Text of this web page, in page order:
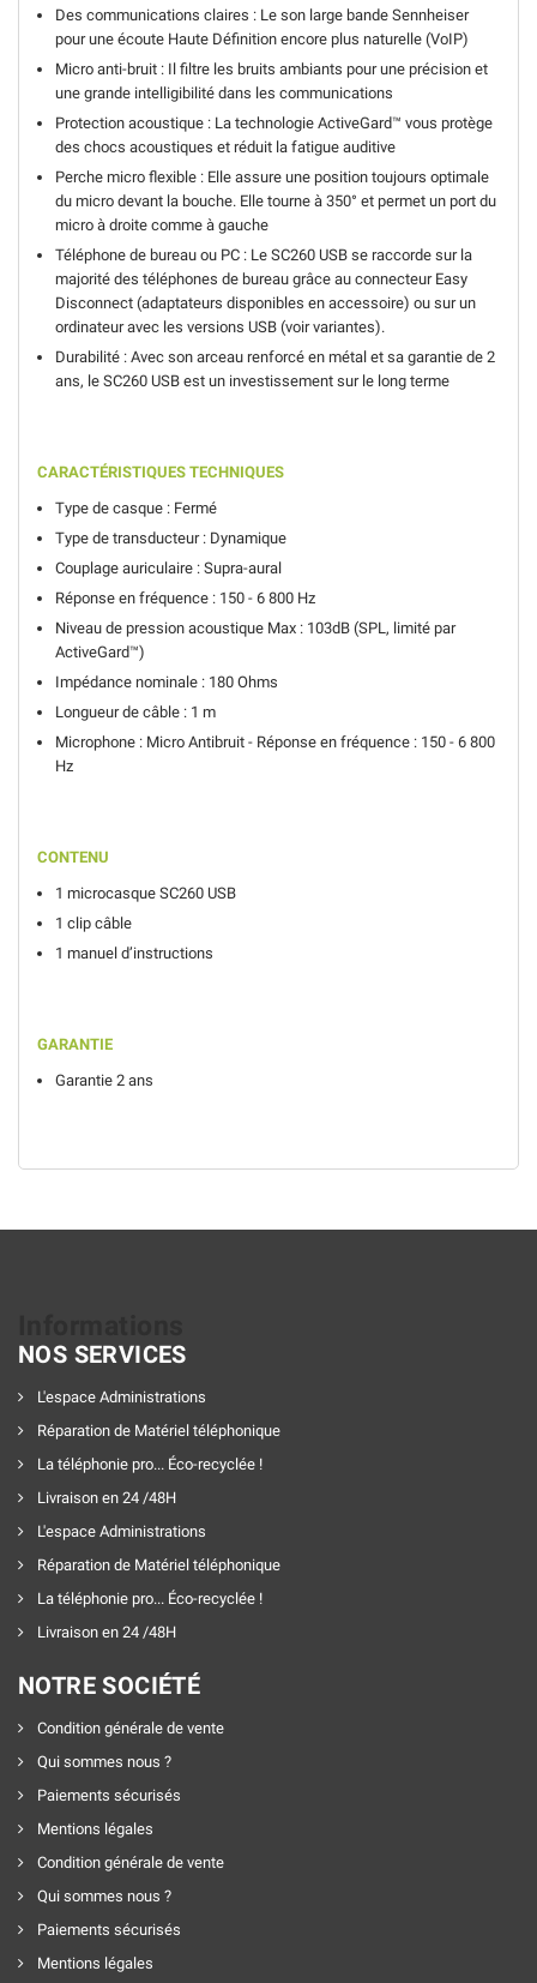
Des communications claires : Le son large bande Sennheiser
pour une écoute Haute Définition encore plus naturelle (VoIP)
Micro anti-bruit : Il filtre les bruits ambiants pour une précision et
une grande intelligibilité dans les communications
Protection acoustique : La technologie ActiveGard™ vous protège
des chocs acoustiques et réduit la fatigue auditive
Perche micro flexible : Elle assure une position toujours optimale
du micro devant la bouche. Elle tourne à 350° et permet un port du
micro à droite comme à gauche
Téléphone de bureau ou PC : Le SC260 USB se raccorde sur la
majorité des téléphones de bureau grâce au connecteur Easy
Disconnect (adaptateurs disponibles en accessoire) ou sur un
ordinateur avec les versions USB (voir variantes).
Durabilité : Avec son arceau renforcé en métal et sa garantie de 2
ans, le SC260 USB est un investissement sur le long terme
CARACTÉRISTIQUES TECHNIQUES
Type de casque : Fermé
Type de transducteur : Dynamique
Couplage auriculaire : Supra-aural
Réponse en fréquence : 150 - 6 800 Hz
Niveau de pression acoustique Max : 103dB (SPL, limité par
ActiveGard™)
Impédance nominale : 180 Ohms
Longueur de câble : 1 m
Microphone : Micro Antibruit - Réponse en fréquence : 150 - 6 800
Hz
CONTENU
1 microcasque SC260 USB
1 clip câble
1 manuel d’instructions
GARANTIE
Garantie 2 ans
NOS SERVICES
L'espace Administrations
Réparation de Matériel téléphonique
La téléphonie pro... Éco-recyclée !
Livraison en 24 /48H
L'espace Administrations
Réparation de Matériel téléphonique
La téléphonie pro... Éco-recyclée !
Livraison en 24 /48H
NOTRE SOCIÉTÉ
Condition générale de vente
Qui sommes nous ?
Paiements sécurisés
Mentions légales
Condition générale de vente
Qui sommes nous ?
Paiements sécurisés
Mentions légales